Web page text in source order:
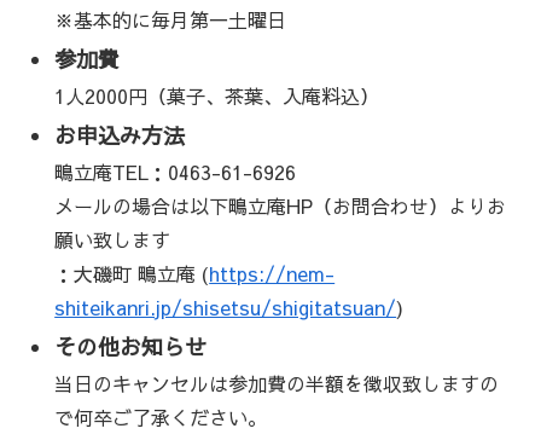
※基本的に毎月第一土曜日
参加費
1人2000円（菓子、茶葉、入庵料込）
お申込み方法
鴫立庵TEL：0463-61-6926
メールの場合は以下鴫立庵HP（お問合わせ）よりお
願い致します
：大磯町 鴫立庵 (https://nem-
shiteikanri.jp/shisetsu/shigitatsuan/)
その他お知らせ
当日のキャンセルは参加費の半額を徴収致しますの
で何卒ご了承ください。